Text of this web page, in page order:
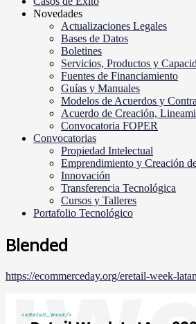
Novedades
Actualizaciones Legales
Bases de Datos
Boletines
Servicios, Productos y
Fuentes de Financiamiento
Guías y Manuales
Modelos de Acuerdos y
Acuerdo de Creación,
Convocatoria FOPER
Convocatorias
Propiedad Intelectual
Emprendimiento y Creación
Innovación
Transferencia Tecnológica
Cursos y Talleres
Portafolio Tecnológico
Blended
https://ecommerceday.org/eretail-week-